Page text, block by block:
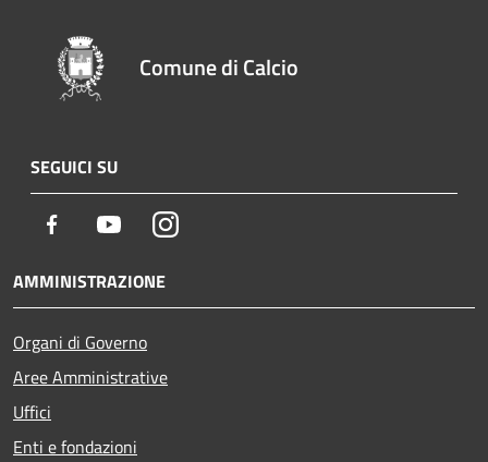
Comune di Calcio
SEGUICI SU
Facebook YoutubeInstagram
AMMINISTRAZIONE
Organi di Governo
Aree Amministrative
Uffici
Enti e fondazioni